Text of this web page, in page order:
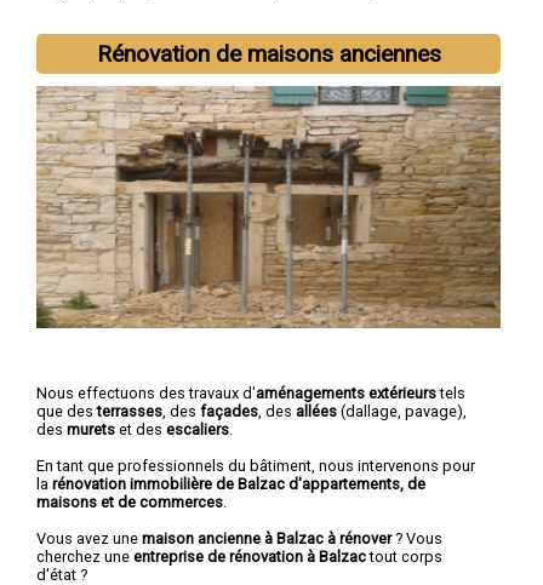
Rénovation de maisons anciennes
Nous effectuons des travaux d'aménagements extérieurstels
que desterrasses , des façades , des allées (dallage, pavage),
des murets et des escaliers
En tant que professionnels du bâtiment, nous intervenons pour
la rénovation immobilière de Balzac d'appartements, de
maisons et de commerces
Vous avez une maison ancienne à Balzac à rénover? Vous
cherchez une entreprise de rénovation à Balzactout corps
d'état ?